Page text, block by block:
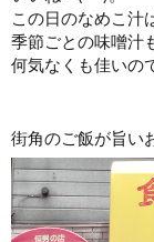
この日のなめこ汁
季節ごとの味噌汁
何気なくも佳いの
街角のご飯が旨い